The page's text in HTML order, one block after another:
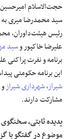
حجت‌الاسلام
سید محمدرضا میری به
رئیس هیئت‌داوران،
علیرضا خاکپور وسید
برنامه و نفرت پراکنی
این برنامه حکومتی
شیراز،شهرداری شیرازو
مشارکت دارند.
پدیده ثابتی،
موضوع در گفتگو با